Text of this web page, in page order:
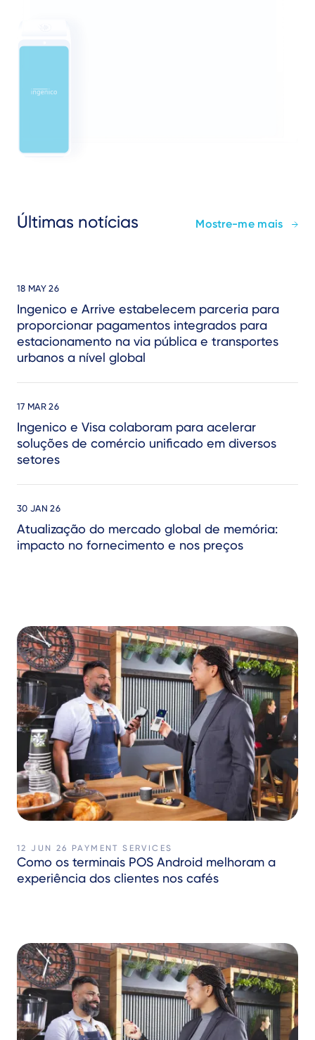
Últimas notícias Mostre-me mais
18 MAY 26
Ingenico e Arrive estabelecem parceria para
proporcionar pagamentos integrados para
estacionamento na via pública e transportes
urbanos a nível global
17 MAR 26
Ingenico e Visa colaboram para acelerar
soluções de comércio unificado em diversos
setores
30 JAN 26
Atualização do mercado global de memória:
impacto no fornecimento e nos preços
12 JUN 26 PAYMENT SERVICES
Como os terminais POS Android melhoram a
experiência dos clientes nos cafés